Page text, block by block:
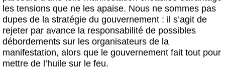
les tensions que ne les apaise. Nous ne sommes pas
dupes de la stratégie du gouvernement : il s’agit de
rejeter par avance la responsabilité de possibles
débordements sur les organisateurs de la
manifestation, alors que le gouvernement fait tout pour
mettre de l’huile sur le feu.